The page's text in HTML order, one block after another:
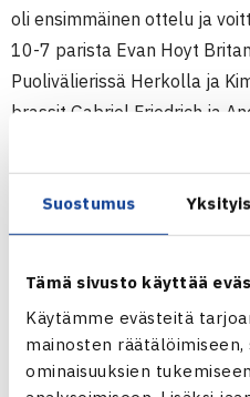
Suostumus
Tämä sivusto käyttää
Käytämme evästeitä
mainosten räätälöimiseen,
ominaisuuksien
oli ensimmäinen ottelu ja
10-7 parista Evan Hoyt
Puolivälierissä Herkolla ja
brassit Gabriel Friedrich ja
Herkko pelasi Banana
Tuolloin hän eteni
ja nelinpelissä puolivälieriin.
Juniorien ITF-turnaus
12.-17.3.2012 Carvalho/
Poikien kaksinpeli
2. kierrosta: Herkko